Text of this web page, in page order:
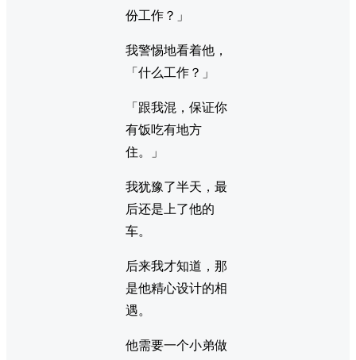
份工作？」
我警惕地看着他，
「什么工作？」
「跟我混，保证你
有饭吃有地方
住。」
我犹豫了半天，最
后还是上了他的
车。
后来我才知道，那
是他精心设计的相
遇。
他需要一个小弟做